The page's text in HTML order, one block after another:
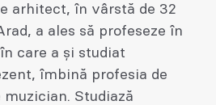
arhitect, în vârstă de 32
a ales să profeseze în
care a și studiat
îmbină profesia de
Studiază